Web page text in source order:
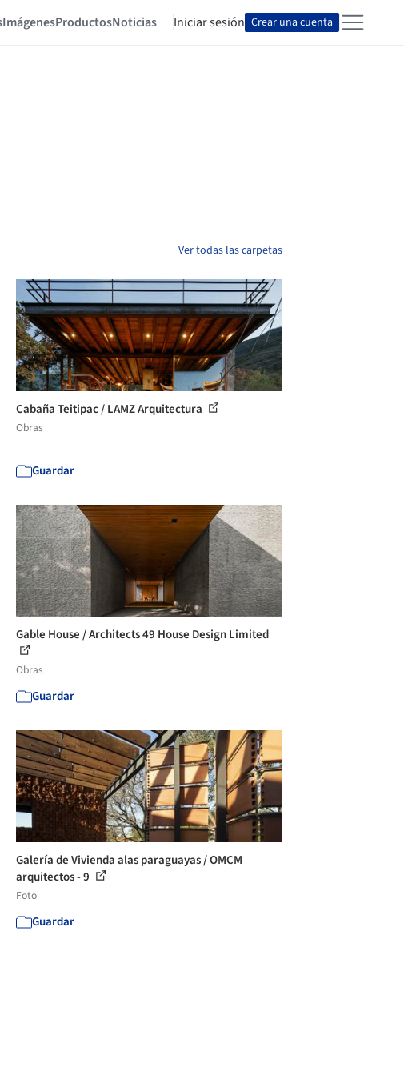
ImágenesProductosNoticias Iniciar sesión Crear una cuenta
Ver todas las carpetas
Cabaña Teitipac / LAMZ Arquitectura
Obras
Guardar
Gable House / Architects 49 House Design Limited
Obras
Guardar
Galería de Vivienda alas paraguayas / OMCM
arquitectos - 9
Foto
Guardar